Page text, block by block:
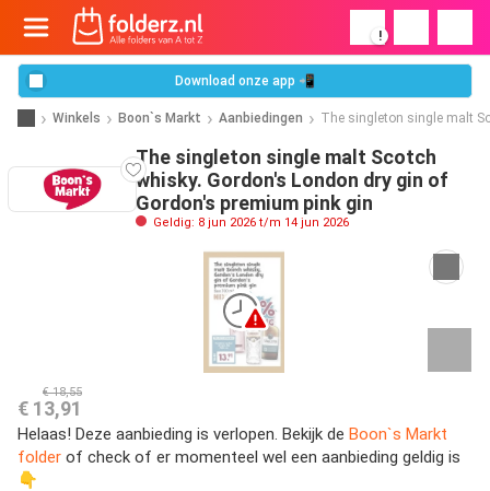
!
Download onze app 📲
Winkels Boon`s Markt Aanbiedingen The singleton single malt
The singleton single malt Scotch
whisky. Gordon's London dry gin of
Gordon's premium pink gin
Geldig: 8 jun 2026 t/m 14 jun 2026
€ 18,55
€ 13,91
Helaas! Deze aanbieding is verlopen. Bekijk de Boon`s Markt
folder of check of er momenteel wel een aanbieding geldig is
👇